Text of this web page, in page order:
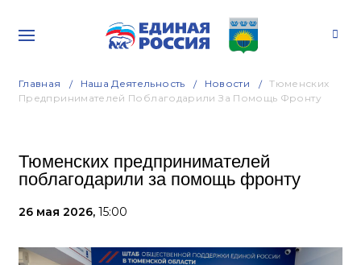
Главная Наша Деятельность Новости
Тюменских
Предпринимателей Поблагодарили За Помощь Фронту
Тюменских предпринимателей
поблагодарили за помощь фронту
26 мая 2026, 15:00